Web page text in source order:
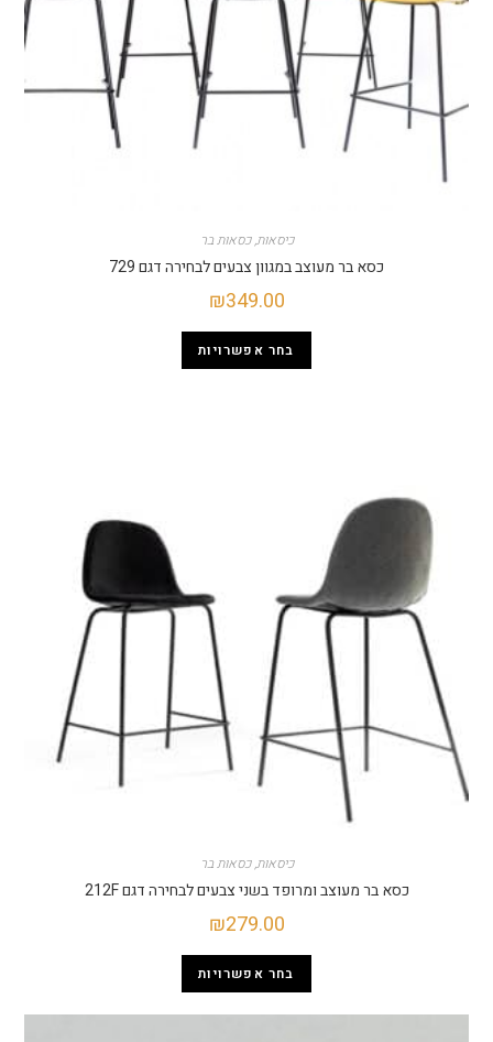
כיסאות,כסאות בר
כסא בר מעוצב במגוון צבעים לבחירה דגם 729
₪349.00
בחר אפשרויות
כיסאות,כסאות בר
כסא בר מעוצב ומרופד בשני צבעים לבחירה דגם 212F
₪279.00
בחר אפשרויות